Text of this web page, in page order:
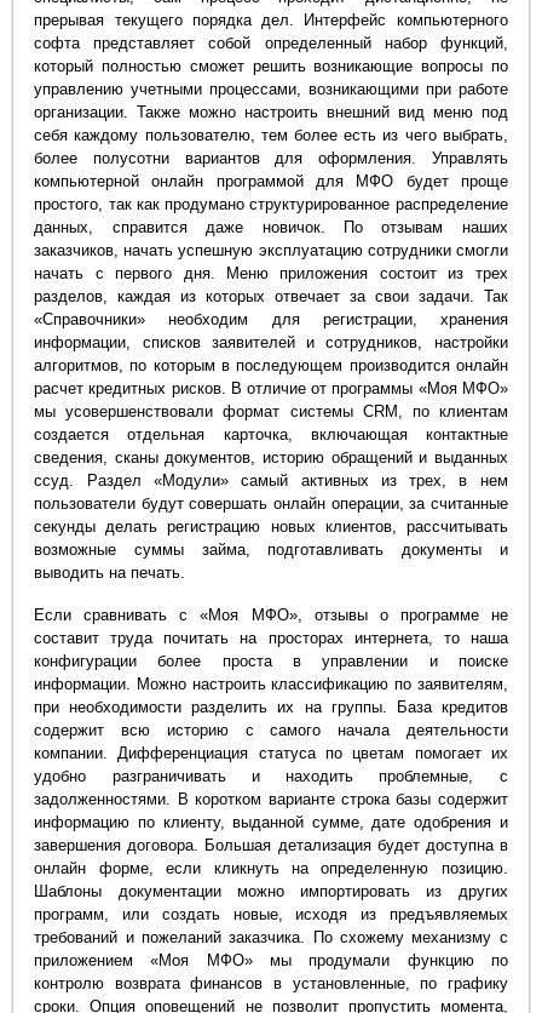
прерывая текущего порядка дел. Интерфейс компьютерного
софта представляет собой определенный набор функций,
который полностью сможет решить возникающие вопросы по
управлению учетными процессами, возникающими при работе
организации. Также можно настроить внешний вид меню под
себя каждому пользователю, тем более есть из чего выбрать,
более полусотни вариантов для оформления. Управлять
компьютерной онлайн программой для МФО будет проще
простого, так как продумано структурированное распределение
данных, справится даже новичок. По отзывам наших
заказчиков, начать успешную эксплуатацию сотрудники смогли
начать с первого дня. Меню приложения состоит из трех
разделов, каждая из которых отвечает за свои задачи. Так
«Справочники» необходим для регистрации, хранения
информации, списков заявителей и сотрудников, настройки
алгоритмов, по которым в последующем производится онлайн
расчет кредитных рисков. В отличие от программы «Моя МФО»
мы усовершенствовали формат системы CRM, по клиентам
создается отдельная карточка, включающая контактные
сведения, сканы документов, историю обращений и выданных
ссуд. Раздел «Модули» самый активных из трех, в нем
пользователи будут совершать онлайн операции, за считанные
секунды делать регистрацию новых клиентов, рассчитывать
возможные суммы займа, подготавливать документы и
выводить на печать.
Если сравнивать с «Моя МФО», отзывы о программе не
составит труда почитать на просторах интернета, то наша
конфигурации более проста в управлении и поиске
информации. Можно настроить классификацию по заявителям,
при необходимости разделить их на группы. База кредитов
содержит всю историю с самого начала деятельности
компании. Дифференциация статуса по цветам помогает их
удобно разграничивать и находить проблемные, с
задолженностями. В коротком варианте строка базы содержит
информацию по клиенту, выданной сумме, дате одобрения и
завершения договора. Большая детализация будет доступна в
онлайн форме, если кликнуть на определенную позицию.
Шаблоны документации можно импортировать из других
программ, или создать новые, исходя из предъявляемых
требований и пожеланий заказчика. По схожему механизму с
приложением «Моя МФО» мы продумали функцию по
контролю возврата финансов в установленные, по графику
сроки. Опция оповещений не позволит пропустить момента,